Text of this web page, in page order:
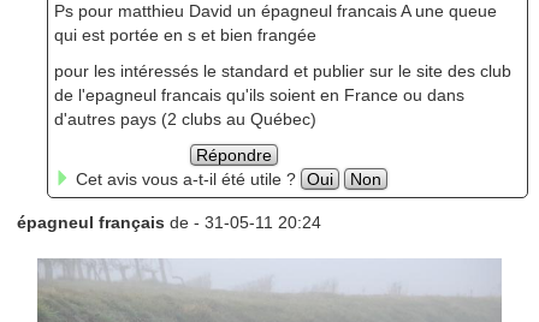
Ps pour matthieu David un épagneul francais A une queue
qui est portée en s et bien frangée
pour les intéressés le standard et publier sur le site des club
de l'epagneul francais qu'ils soient en France ou dans
d'autres pays (2 clubs au Québec)
Répondre
Cet avis vous a-t-il été utile ? Oui Non
épagneul français de - 31-05-11 20:24